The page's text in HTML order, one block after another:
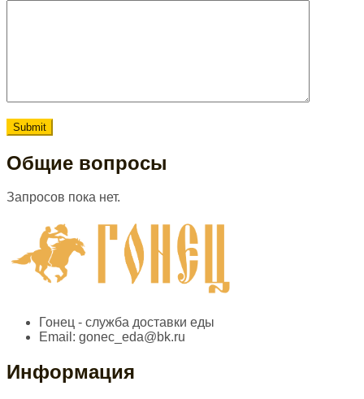
Общие вопросы
Запросов пока нет.
Гонец - служба доставки еды
Email: gonec_eda@bk.ru
Информация